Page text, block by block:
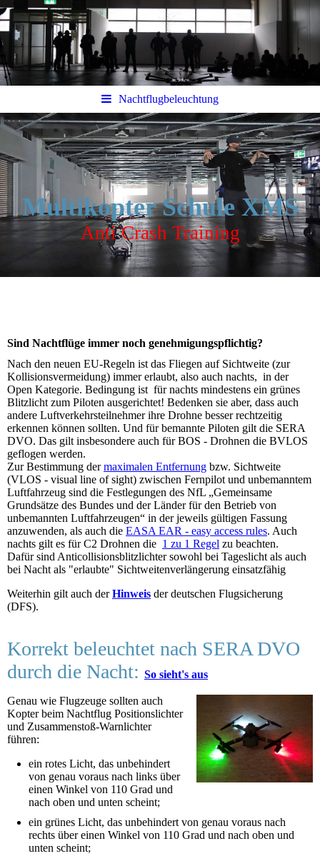
Nachtflugbeleuchtung
Multikopter Schule XMS
Anti Crash Training
Sind Nachtflüge immer noch genehmigungspflichtig?
Nach den neuen EU-Regeln ist das Fliegen auf Sichtweite (zur
Kollisionsvermeidung) immer erlaubt, also auch nachts, in der
Open Kategorie. Bedingung ist für nachts mindestens ein grünes
Blitzlicht zum Piloten ausgerichtet! Bedenken sie aber, dass auch
andere Luftverkehrsteilnehmer ihre Drohne besser rechtzeitig
erkennen können sollten. Und für bemannte Piloten gilt die SERA
DVO. Das gilt insbesondere auch für BOS - Drohnen die BVLOS
geflogen werden.
Zur Bestimmung dermaximalen Entfernung bzw. Sichtweite
(VLOS - visual line of sight) zwischen Fernpilot und unbemanntem
Luftfahrzeug sind die Festlegungen des NfL „Gemeinsame
Grundsätze des Bundes und der Länder für den Betrieb von
unbemannten Luftfahrzeugen“ in der jeweils gültigen Fassung
anzuwenden, als auch die EASA EAR - easy access rules. Auch
nachts gilt es für C2 Drohnen die 1 zu 1 Regel zu beachten.
Dafür sind Anticollisionsblitzlichter sowohl bei Tageslicht als auch
bei Nacht als "erlaubte" Sichtweitenverlängerung einsatzfähig
Weiterhin gilt auch derHinweis der deutschen Flugsicherung
(DFS).
Korrekt beleuchtet nach SERA DVO
durch die Nacht: So sieht's aus
Genau wie Flugzeuge sollten auch
Kopter beim Nachtflug Positionslichter
und Zusammenstoß-Warnlichter
führen:
ein rotes Licht, das unbehindert
von genau voraus nach links über
einen Winkel von 110 Grad und
nach oben und unten scheint;
ein grünes Licht, das unbehindert von genau voraus nach
rechts über einen Winkel von 110 Grad und nach oben und
unten scheint;